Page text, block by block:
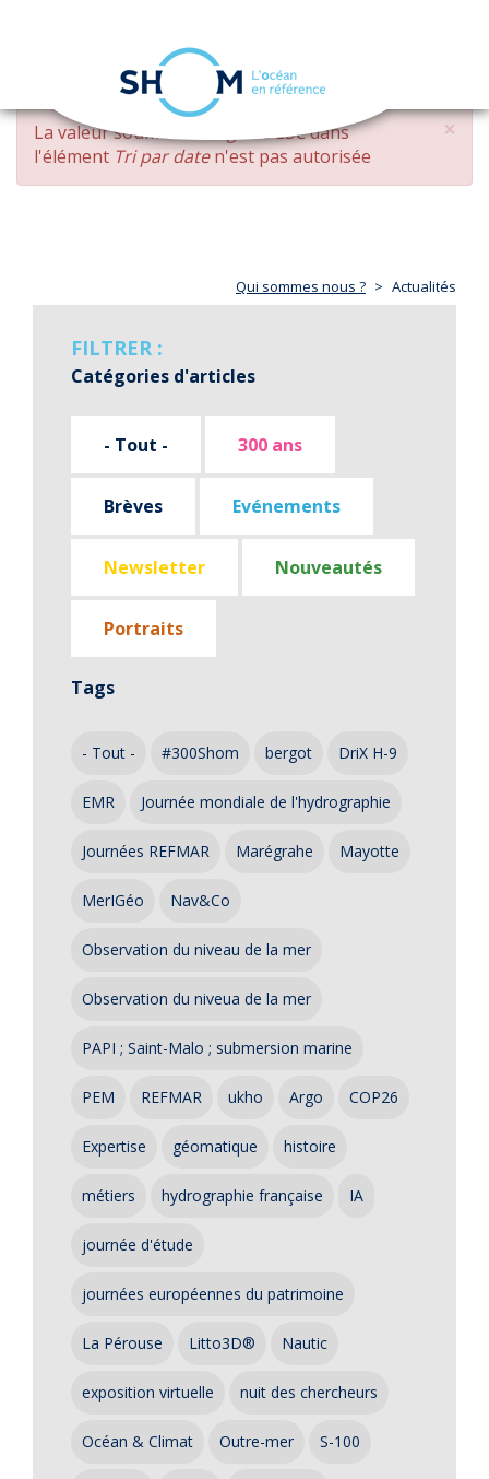
Aller
contenu
principal
navigation
×
MESSAGE
D'ERREUR
La valeur soumise changed DESCdans
l'élément Tri par daten'est pas autorisée
Qui sommes nous ? Actualités
FILTRER :
Catégories d'articles
- Tout - 300 ans
Brèves Evénements
Newsletter Nouveautés
Portraits
Tags
- Tout - #300Shom bergot DriX H-9
EMR Journée mondiale de l'hydrographie
Journées REFMAR Marégrahe Mayotte
MerIGéo Nav&Co
Observation du niveau de la mer
Observation du niveua de la mer
PAPI ; Saint-Malo ; submersion marine
PEM REFMAR ukho Argo COP26
Expertise géomatique histoire
métiers hydrographie française IA
journée d'étude
journées européennes du patrimoine
La Pérouse Litto3D® Nautic
exposition virtuelle nuit des chercheurs
Océan & Climat Outre-mer S-100